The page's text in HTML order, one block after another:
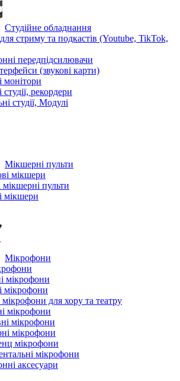
Студійне обладнання
стриму та подкастів (Youtube, TikTok,
передпідсилювачи
(звукові карти)
монітори
рекордери
студії, Модулі
Мікшерні пульти
мікшери
пульти
мікшери
Мікрофони
мікрофони
мікрофони
мікрофони для хору та театру
мікрофони
мікрофони
мікрофони
мікрофони
мікрофони
аксесуари